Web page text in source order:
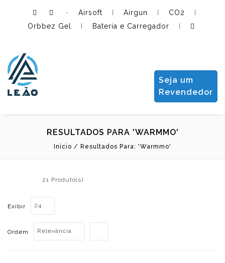
- Airsoft Airgun CO2
Orbbez Gel Bateria e Carregador
Seja um
Revendedor
RESULTADOS PARA 'WARMMO'
Início / Resultados Para: 'warmmo'
21 Produto(s)
Exibir 24
Ordem Relevância